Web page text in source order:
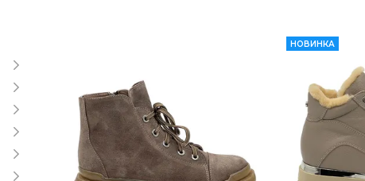
НОВИНКА